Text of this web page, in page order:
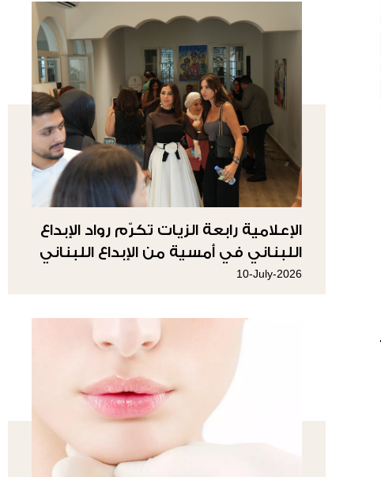
الإعلامية رابعة الزيات تكرّم رواد الإبداع
اللبناني في أمسية من الإبداع اللبناني
10-July-2026